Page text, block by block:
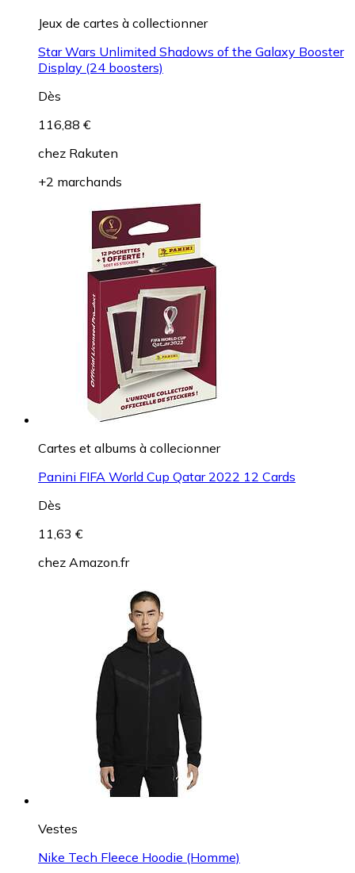
Jeux de cartes à collectionner
Star Wars Unlimited Shadows of the Galaxy Booster
Display (24 boosters)
Dès
116,88 €
chez Rakuten
+2 marchands
Cartes et albums à collecionner
Panini FIFA World Cup Qatar 2022 12 Cards
Dès
11,63 €
chez Amazon.fr
Vestes
Nike Tech Fleece Hoodie (Homme)